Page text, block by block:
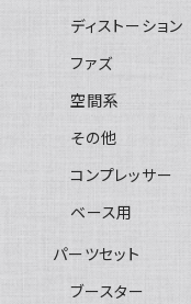
ディストーション
ファズ
空間系
その他
コンプレッサー
ベース用
パーツセット
ブースター